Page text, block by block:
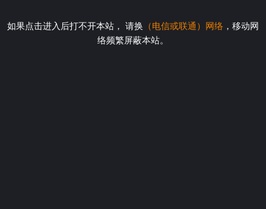
如果点击进入后打不开本站， 请换 （电信或联通）网络 ，移动网
络频繁屏蔽本站。